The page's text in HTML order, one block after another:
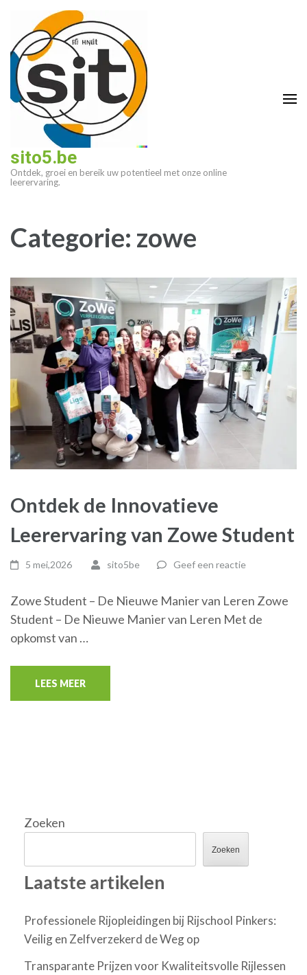
inhoud
(druk
enter)
sito5.be
Ontdek, groei en bereik uw potentieel met onze online
leerervaring.
Categorie: zowe
Ontdek de Innovatieve
Leerervaring van Zowe Student
5 mei,2026 sito5be Geef een reactie
Zowe Student – De Nieuwe Manier van Leren Zowe
Student – De Nieuwe Manier van Leren Met de
opkomst van …
LEES MEER
Zoeken
Zoeken
Laatste artikelen
Professionele Rijopleidingen bij Rijschool Pinkers:
Veilig en Zelfverzekerd de Weg op
Transparante Prijzen voor Kwaliteitsvolle Rijlessen